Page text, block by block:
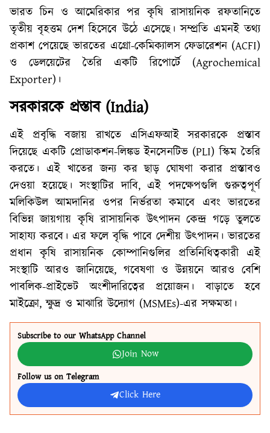
ভারত চিন ও আমেরিকার পর কৃষি রাসায়নিক রফতানিতে
তৃতীয় বৃহত্তম দেশ হিসেবে উঠে এসেছে। সম্প্রতি এমনই তথ্য
প্রকাশ পেয়েছে ভারতের এগ্রো-কেমিক্যালস ফেডারেশন (ACFI)
ও ডেলয়েটের তৈরি একটি রিপোর্টে (Agrochemical
Exporter)।
সরকারকে প্রস্তাব (India)
এই প্রবৃদ্ধি বজায় রাখতে এসিএফআই সরকারকে প্রস্তাব
দিয়েছে একটি প্রোডাকশন-লিঙ্কড ইনসেনটিভ (PLI) স্কিম তৈরি
করতে। এই খাতের জন্য কর ছাড় ঘোষণা করার প্রস্তাবও
দেওয়া হয়েছে। সংস্থাটির দাবি, এই পদক্ষেপগুলি গুরুত্বপূর্ণ
মলিকিউল আমদানির ওপর নির্ভরতা কমাবে এবং ভারতের
বিভিন্ন জায়গায় কৃষি রাসায়নিক উৎপাদন কেন্দ্র গড়ে তুলতে
সাহায্য করবে। এর ফলে বৃদ্ধি পাবে দেশীয় উৎপাদন। ভারতের
প্রধান কৃষি রাসায়নিক কোম্পানিগুলির প্রতিনিধিত্বকারী এই
সংস্থাটি আরও জানিয়েছে, গবেষণা ও উন্নয়নে আরও বেশি
পাবলিক-প্রাইভেট অংশীদারিত্বের প্রয়োজন। বাড়াতে হবে
মাইক্রো, ক্ষুদ্র ও মাঝারি উদ্যোগ (MSMEs)-এর সক্ষমতা।
Subscribe to our WhatsApp Channel
Join Now
Follow us on Telegram
Click Here